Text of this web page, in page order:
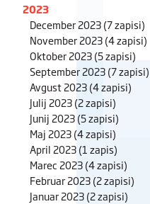
2023
December 2023(7 zapisi)
November 2023(4 zapisi)
Oktober 2023(5 zapisi)
September 2023(7 zapisi)
Avgust 2023(4 zapisi)
Julij 2023(2 zapisi)
Junij 2023(5 zapisi)
Maj 2023(4 zapisi)
April 2023(1 zapis)
Marec 2023(4 zapisi)
Februar 2023(2 zapisi)
Januar 2023(2 zapisi)